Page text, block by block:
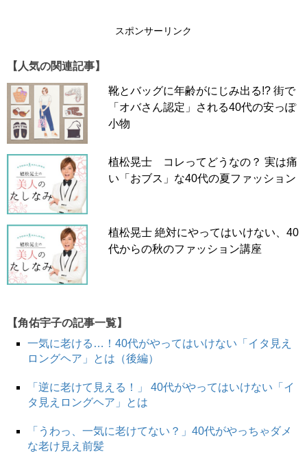
スポンサーリンク
【人気の関連記事】
靴とバッグに年齢がにじみ出る!? 街で
「オバさん認定」される40代の安っぽ
小物
植松晃士 コレってどうなの？ 実は痛
い「おブス」な40代の夏ファッション
植松晃士 絶対にやってはいけない、40
代からの秋のファッション講座
【角佑宇子の記事一覧】
一気に老ける…！40代がやってはいけない「イタ見え
ロングヘア」とは（後編）
「逆に老けて見える！」 40代がやってはいけない「イ
タ見えロングヘア」とは
「うわっ、一気に老けてない？」40代がやっちゃダメ
な老け見え前髪